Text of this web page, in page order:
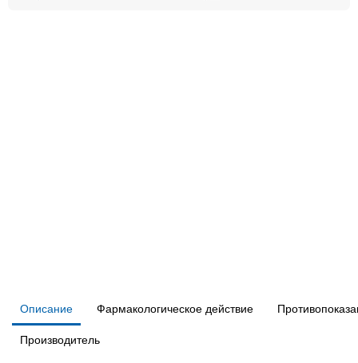
Описание Фармакологическое действие
Производитель